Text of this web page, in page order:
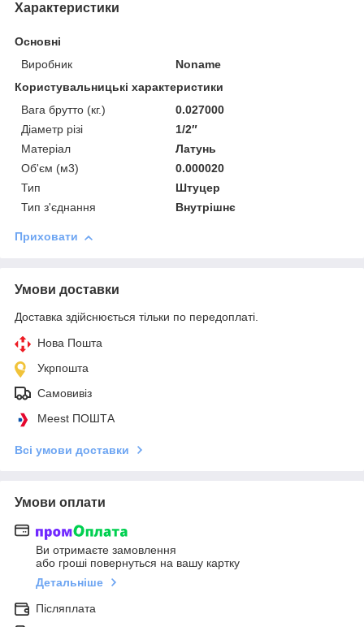
Характеристики
Основні
Виробник
Noname
Користувальницькі характеристики
Вага брутто (кг.)
0.027000
Діаметр різі
1/2″
Матеріал
Латунь
Об'єм (м3)
0.000020
Тип
Штуцер
Тип з'єднання
Внутрішнє
Приховати
Умови доставки
Доставка здійснюється тільки по передоплаті.
Нова Пошта
Укрпошта
Самовивіз
Meest ПОШТА
Всі умови доставки
Умови оплати
Ви отримаєте замовлення
або гроші повернуться на вашу картку
Детальніше
Післяплата